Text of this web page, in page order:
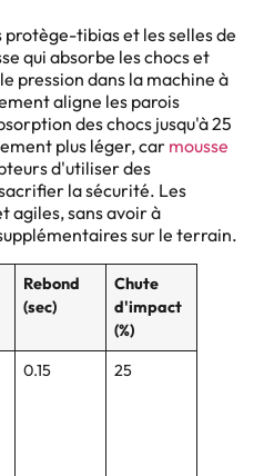
protège-tibias et les selles de
qui absorbe les chocs et
pression dans la machine à
aligne les parois
des chocs jusqu'à 25
plus léger, carmousse
d'utiliser des
la sécurité. Les
agiles, sans avoir à
sur le terrain.
Rebond
(sec)
Chute
d'impact
(%)
0.15 25